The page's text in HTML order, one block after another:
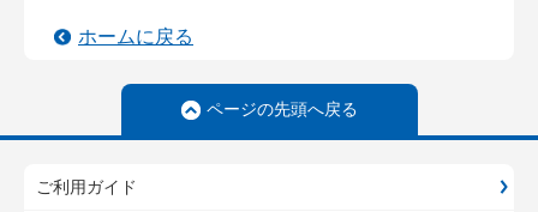
ホームに戻る
ページの先頭へ戻る
ご利用ガイド